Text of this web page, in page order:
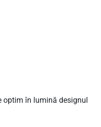
optim în lumină designul